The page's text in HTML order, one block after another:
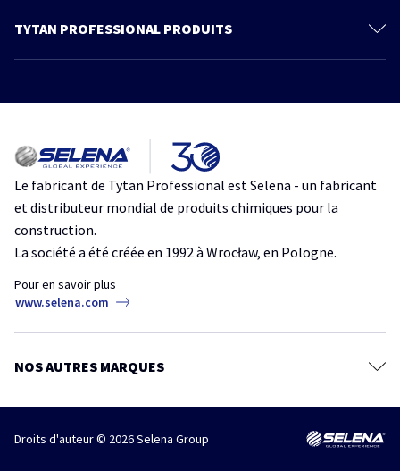
A propos de nous
TYTAN PROFESSIONAL PRODUITS
Silicones, mastics et acryliques
Le fabricant de Tytan Professional est Selena - un fabricant
et distributeur mondial de produits chimiques pour la
construction.
La société a été créée en 1992 à Wrocław, en Pologne.
Pour en savoir plus
www.selena.com
NOS AUTRES MARQUES
Droits d'auteur © 2026 Selena Group